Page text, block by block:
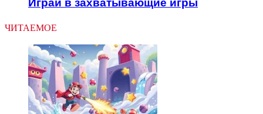
Играй в захватывающие игры
ЧИТАЕМОЕ